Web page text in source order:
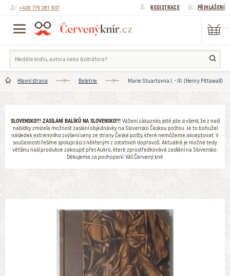
+420 775 281 837 REGISTRACE PŘIHLÁŠENÍ
Hlavní strana Beletrie Marie Stuartovna I. - III. (Henry Pittawall)
SLOVENSKO!!! ZASÍLÁNÍ BALÍKŮ NA SLOVENSKO!!! Vážení zákazníci, jistě jste si všimli, že z naší
nabídky zmizela možnost zaslání objednávky na Slovensko Českou poštou. Je to bohužel
následek extrémního zvýšení ceny ze strany České pošty, které nemůžeme akceptovat. V
současnosti řešíme spolupráci s některým z ostatních dopravců. Aktuálně je možné tedy
většinu naší produkce zakoupit přes Aukro, které zprostředkovává zasílání na Slovensko.
Děkujeme za pochopení. Váš Červený knír